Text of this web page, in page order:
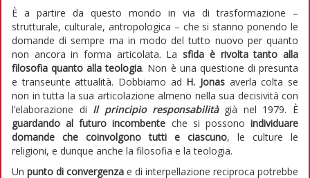
È a partire da questo mondo in via di trasformazione –
strutturale, culturale, antropologica – che si stanno ponendo le
domande di sempre ma in modo del tutto nuovo per quanto
non ancora in forma articolata. Lasfida è rivolta tanto alla
filosofia quanto alla teologia. Non è una questione di presunta
e transeunte attualità. Dobbiamo ad H. Jonas averla colta se
non in tutta la sua articolazione almeno nella sua decisività con
l’elaborazione di Il principio responsabilitàgià nel 1979. È
guardando al futuro incombente che si possonoindividuare
domande che coinvolgono tutti e ciascuno, le culture le
religioni, e dunque anche la filosofia e la teologia.
Un punto di convergenza e di interpellazione reciproca potrebbe